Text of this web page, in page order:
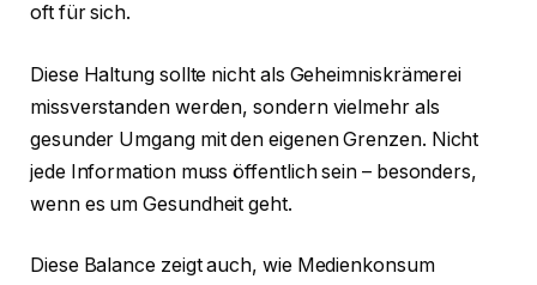
oft für sich.
Diese Haltung sollte nicht als Geheimniskrämerei
missverstanden werden, sondern vielmehr als
gesunder Umgang mit den eigenen Grenzen. Nicht
jede Information muss öffentlich sein – besonders,
wenn es um Gesundheit geht.
Diese Balance zeigt auch, wie Medienkonsum